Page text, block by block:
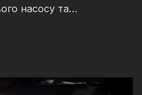
насосу та…